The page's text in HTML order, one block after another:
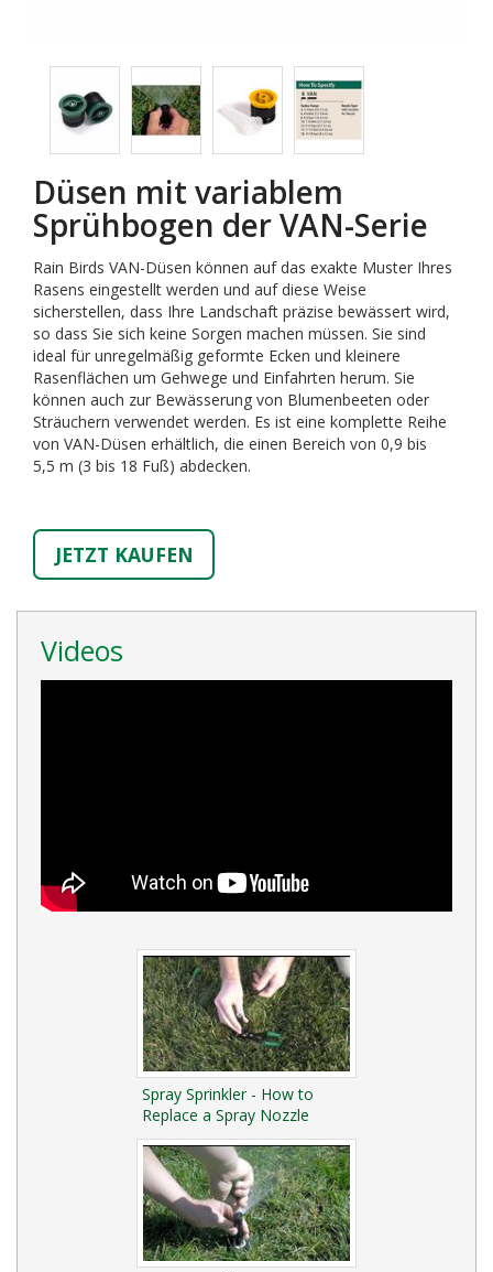
Düsen mit variablem
Sprühbogen der VAN-Serie
Rain Birds VAN-Düsen können auf das exakte Muster Ihres
Rasens eingestellt werden und auf diese Weise
sicherstellen, dass Ihre Landschaft präzise bewässert wird,
so dass Sie sich keine Sorgen machen müssen. Sie sind
ideal für unregelmäßig geformte Ecken und kleinere
Rasenflächen um Gehwege und Einfahrten herum. Sie
können auch zur Bewässerung von Blumenbeeten oder
Sträuchern verwendet werden. Es ist eine komplette Reihe
von VAN-Düsen erhältlich, die einen Bereich von 0,9 bis
5,5 m (3 bis 18 Fuß) abdecken.
JETZT KAUFEN
Videos
Spray Sprinkler - How to
Replace a Spray Nozzle